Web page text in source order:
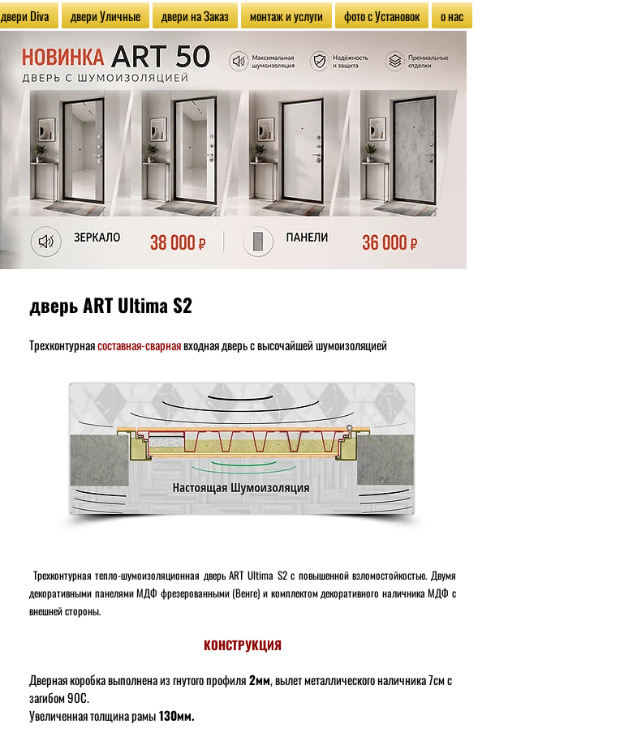
двери Diva двери Уличные двери на Заказ монтаж и услуги фото с Установок о нас
дверь ART Ultima S2
Трехконтурнаясоставная-сварнаявходная дверь с высочайшей шумоизоляцией
Трехконтурная тепло-шумоизоляционная дверь ART Ultima S2 с повышенной взломостойкостью. Двумя
декоративными панелями МДФ фрезерованными (Венге) и комплектом декоративного наличника МДФ с
внешней стороны.
КОНСТРУКЦИЯ
Дверная коробка выполнена из гнутого профиля2мм,вылет металлического наличника 7см с
загибом 90С.
Увеличенная толщина рамы130мм.